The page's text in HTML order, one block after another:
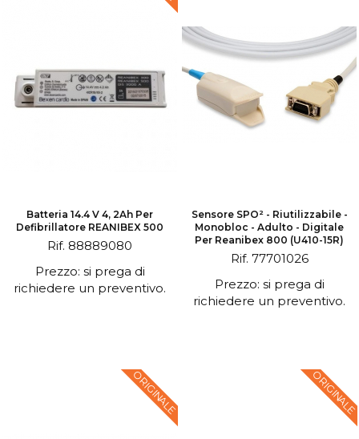
Batteria 14.4 V 4, 2Ah Per
Defibrillatore REANIBEX 500
Rif. 88889080
Prezzo: si prega di
richiedere un preventivo.
Sensore SPO² - Riutilizzabile -
Monobloc - Adulto - Digitale
Per Reanibex 800 (U410-15R)
Rif. 77701026
Prezzo: si prega di
richiedere un preventivo.
ORIGINALE ORIGINALE